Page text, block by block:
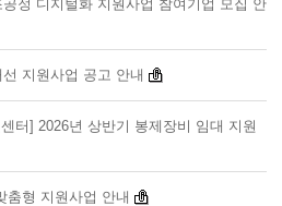
정 디지털화 지원사업 참여기업 모집 안
지원사업 공고 안내
터] 2026년 상반기 봉제장비 임대 지원
춤형 지원사업 안내